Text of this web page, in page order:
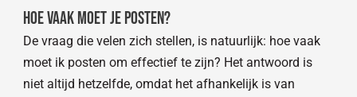
Hoe Vaak Moet Je Posten?
De vraag die velen zich stellen, is natuurlijk: hoe vaak
moet ik posten om effectief te zijn? Het antwoord is
niet altijd hetzelfde, omdat het afhankelijk is van